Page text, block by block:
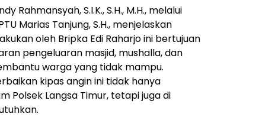
Rahmansyah, S.I.K., S.H., M.H., melalui
Marias Tanjung, S.H., menjelaskan
oleh Bripka Edi Raharjo ini bertujuan
pengeluaran masjid, mushalla, dan
warga yang tidak mampu.
kipas angin ini tidak hanya
Polsek Langsa Timur, tetapi juga di